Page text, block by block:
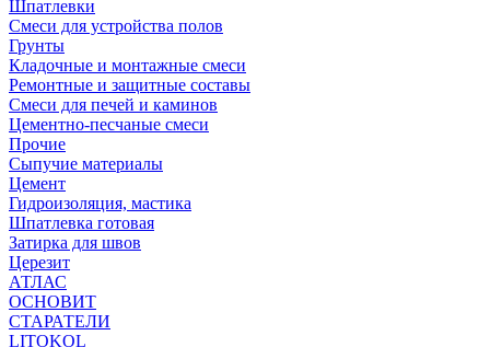
Шпатлевки
Смеси для устройства полов
Грунты
Кладочные и монтажные смеси
Ремонтные и защитные составы
Смеси для печей и каминов
Цементно-песчаные смеси
Прочие
Сыпучие материалы
Цемент
Гидроизоляция, мастика
Шпатлевка готовая
Затирка для швов
Церезит
АТЛАС
ОСНОВИТ
СТАРАТЕЛИ
LITOKOL